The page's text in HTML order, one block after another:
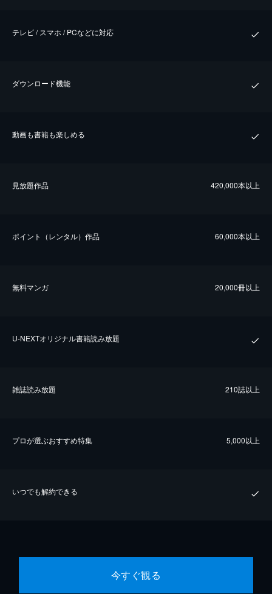
テレビ / スマホ / PCなどに対応
ダウンロード機能
動画も書籍も楽しめる
⾒放題作品 420,000本以上
ポイント（レンタル）作品 60,000本以上
無料マンガ 20,000冊以上
U-NEXTオリジナル書籍読み放題
雑誌読み放題 210誌以上
プロが選ぶおすすめ特集 5,000以上
いつでも解約できる
今すぐ観る